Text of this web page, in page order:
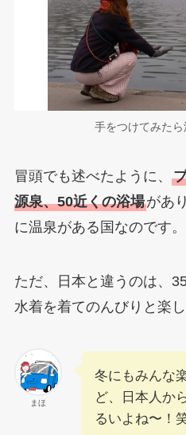
手をつけてみた
冒頭でも述べたように、
源泉、50近くの浴場があ
に温泉がある国なのです。
ただ、日本と違うのは、
水着を着てのんびりと楽
まほ
冬にもみんな
ど、日本人か
るいよね〜！